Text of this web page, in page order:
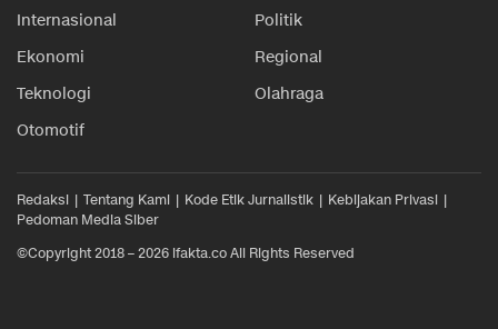
Internasional
Politik
Ekonomi
Regional
Teknologi
Olahraga
Otomotif
Redaksi Tentang Kami Kode Etik Jurnalistik
Kebijakan Privasi
Pedoman Media Siber
©Copyright 2018 – 2026 ifakta.co All Rights Reserved